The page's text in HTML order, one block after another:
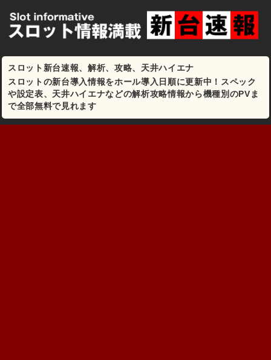
スロット新台速報、解析、攻略、天井ハイエナ
スロットの新台導入情報をホール導入日順に更新中！スペック
や設定表、天井ハイエナなどの解析攻略情報から機種別のPVま
で全部無料で見れます